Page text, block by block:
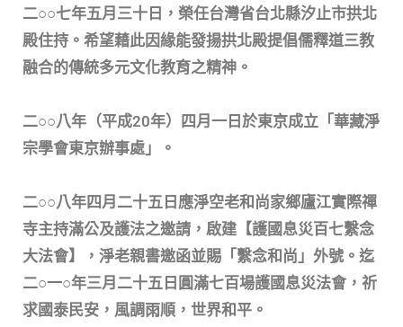
二○○七年五月三十日，榮任台灣省台北縣汐止市拱北
殿住持。希望藉此因緣能發揚拱北殿提倡儒釋道三教
融合的傳統多元文化教育之精神。
二○○八年（平成20年）四月一日於東京成立「華藏淨
宗學會東京辦事處」。
二○○八年四月二十五日應淨空老和尚家鄉廬江實際禪
寺主持滿公及護法之邀請，啟建【護國息災百七繫念
大法會】，淨老親書邀函並賜「繫念和尚」外號。迄
二○一○年三月二十五日圓滿七百場護國息災法會，祈
求國泰民安，風調雨順，世界和平。